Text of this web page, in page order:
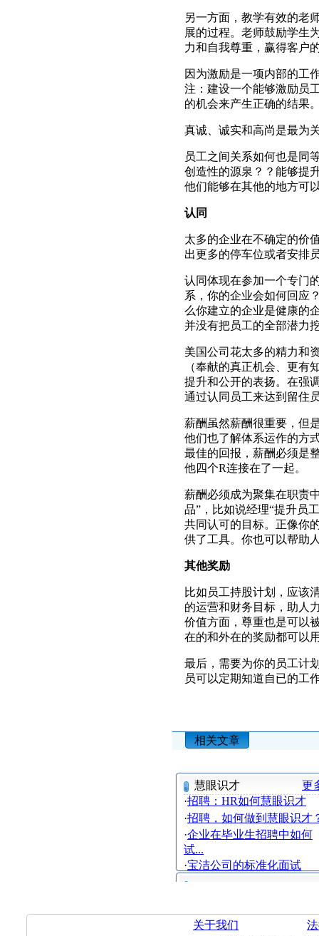
另一方面，教学有效的老
展的过程。老师鼓励学生
力和自我尊重，赢得客户
因为激励是一项内部的工
注：建设一个能够激励员
的机会来产生正确的结果
真诚、诚实和高尚是最为
员工之间关系如何也是同
创造性的源泉？？能够提
他们能够在其他的地方可
认同
太多的企业在不确定的价
出更多的停车位或者安排
认同体现在参加一个专门
系，你的企业会如何回应
么你建立的企业是健康的
并没有把员工的全部潜力
美国公司花太多的精力和
（奉献的真正机会、更有
提升和公开的表扬。在强
通过认同员工来达到留住
薪酬虽然薪酬很重要，但
他们也了解体系运作的方
最佳的回报，薪酬必须是
他四个R连接在了一起。
薪酬必须成为聚集在职责
品”，比如说经理“提升员
共同认可的目标。正像你
供了工具。你也可以帮助
其他奖励
比如员工持股计划，应该
的运营和财务目标，助人
价值方面，尊重也是可以
在的和外在的奖励都可以
最后，需要为你的员工计
员可以定期知道自已的工
相关文章
慧眼识才
更
·招聘：HR如何慧眼识才
·招聘，如何做到慧眼识才
·企业在毕业生招聘中如何
试...
·宝洁公司的标准化面试
关于我们